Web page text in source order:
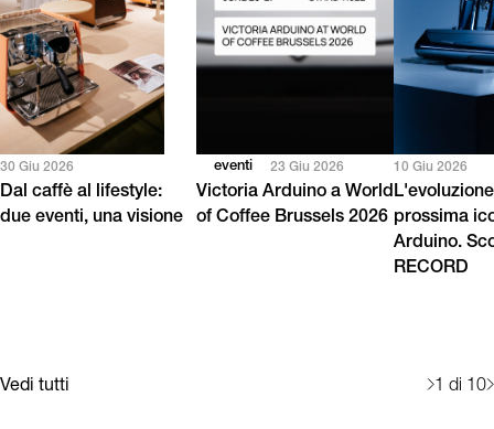
Vedi tutti 1 di 10
30 Giu 2026
Dal caffè al lifestyle:
due eventi, una visione
eventi 23 Giu 2026
Victoria Arduino a World
of Coffee Brussels 2026
10 Giu 2026
prossima
Arduino.
RECORD